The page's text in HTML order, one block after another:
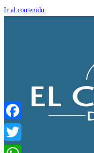
Ir al contenido
Facebook
Twitter